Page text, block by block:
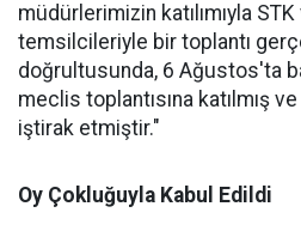
müdürlerimizin katılımıyla
temsilcileriyle bir toplantı
doğrultusunda, 6 Ağustos'ta
meclis toplantısına katılmış
iştirak etmiştir."
Oy Çokluğuyla Kabul Edildi